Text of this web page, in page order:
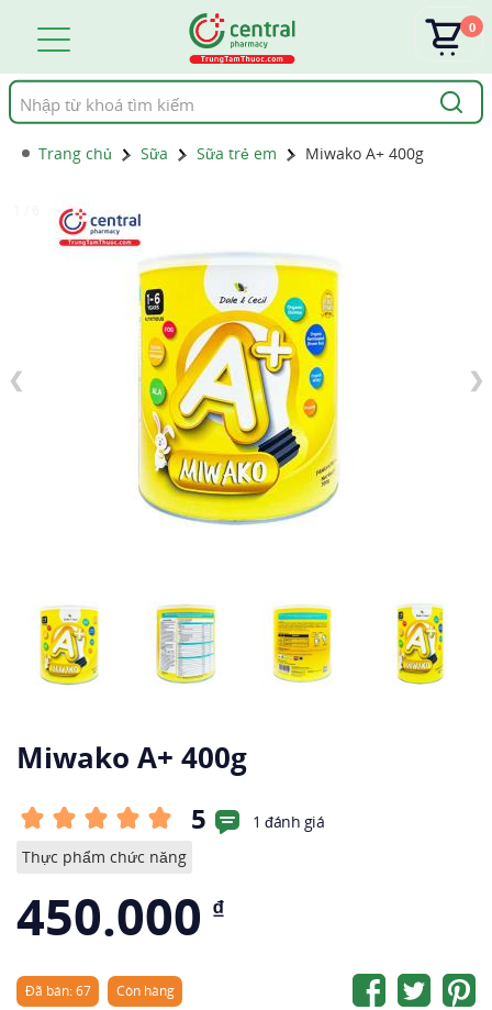
Tìm
kiếm
0
Trang chủ Sữa Sữa trẻ em Miwako A+ 400g
❮ ❯
Miwako A+ 400g
5
1 đánh giá
Thực phẩm chức năng
450.000 ₫
Đã bán: 67 Còn hàng